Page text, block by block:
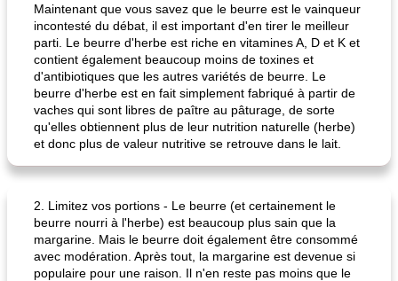
Maintenant que vous savez que le beurre est le vainqueur
incontesté du débat, il est important d'en tirer le meilleur
parti. Le beurre d'herbe est riche en vitamines A, D et K et
contient également beaucoup moins de toxines et
d'antibiotiques que les autres variétés de beurre. Le
beurre d'herbe est en fait simplement fabriqué à partir de
vaches qui sont libres de paître au pâturage, de sorte
qu'elles obtiennent plus de leur nutrition naturelle (herbe)
et donc plus de valeur nutritive se retrouve dans le lait.
2. Limitez vos portions - Le beurre (et certainement le
beurre nourri à l'herbe) est beaucoup plus sain que la
margarine. Mais le beurre doit également être consommé
avec modération. Après tout, la margarine est devenue si
populaire pour une raison. Il n'en reste pas moins que le